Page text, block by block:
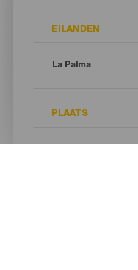
EILANDEN
PLAATS